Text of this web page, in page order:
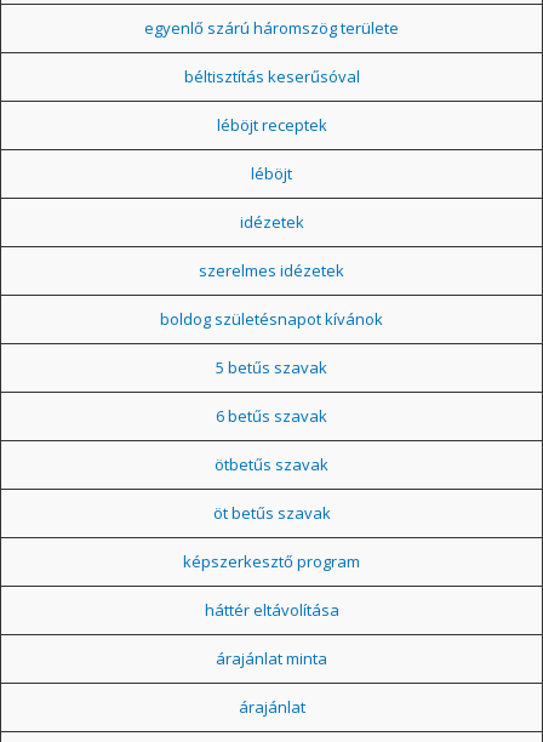
egyenlő szárú háromszög területe
béltisztítás keserűsóval
léböjt receptek
léböjt
idézetek
szerelmes idézetek
boldog születésnapot kívánok
5 betűs szavak
6 betűs szavak
ötbetűs szavak
öt betűs szavak
képszerkesztő program
háttér eltávolítása
árajánlat minta
árajánlat